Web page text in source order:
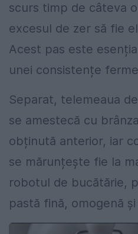
scurs timp de câteva
excesul de zer să fie
Acest pas este
unei consistențe
Separat, telemeaua
se amestecă cu
obținută anterior, iar
se mărunțește fie la
robotul de bucătărie,
pastă fină, omogenă